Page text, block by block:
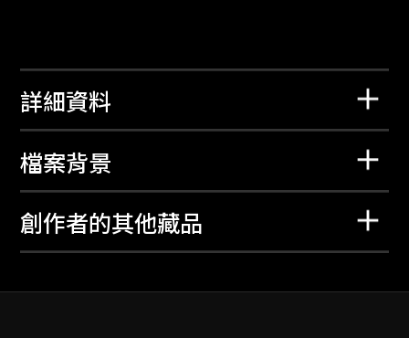
詳細資料
檔案背景
創作者的其他藏品